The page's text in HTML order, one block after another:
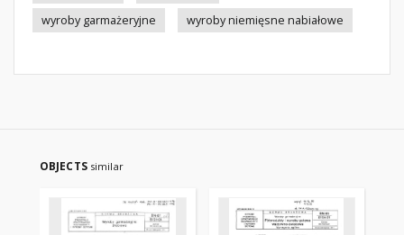
wyroby garmażeryjne
wyroby niemięsne nabiałowe
OBJECTS similar